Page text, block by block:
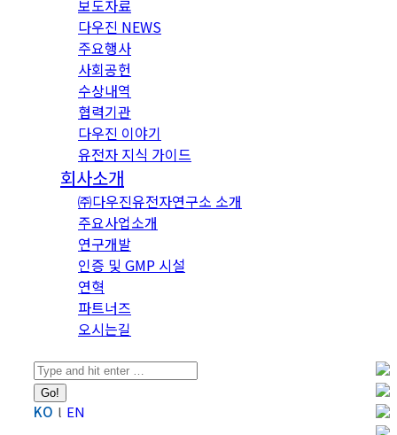
보도자료
다우진 NEWS
주요행사
사회공헌
수상내역
협력기관
다우진 이야기
유전자 지식 가이드
회사소개
㈜다우진유전자연구소 소개
주요사업소개
연구개발
인증 및 GMP 시설
연혁
파트너즈
오시는길
Search:
KO EN